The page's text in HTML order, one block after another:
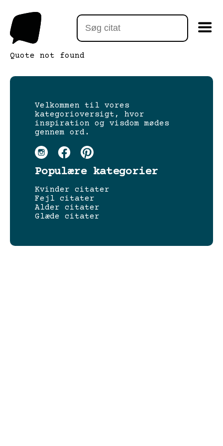
Quote not found
Velkommen til vores
kategorioversigt, hvor
inspiration og visdom mødes
gennem ord.
Populære kategorier
Kvinder citater
Fejl citater
Alder citater
Glæde citater